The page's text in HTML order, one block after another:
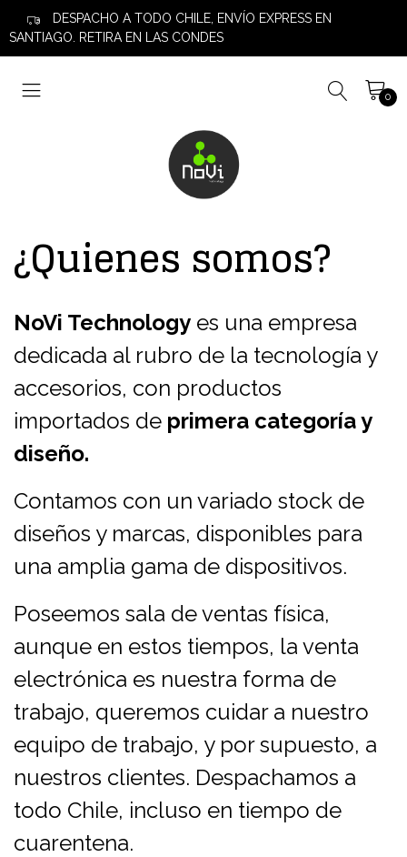
DESPACHO A TODO CHILE, ENVÍO EXPRESS EN
SANTIAGO. RETIRA EN LAS CONDES
0
¿Quienes somos?
NoVi Technology es una empresa
dedicada al rubro de la tecnología y
accesorios, con productos
importados de primera categoría y
diseño.
Contamos con un variado stock de
diseños y marcas, disponibles para
una amplia gama de dispositivos.
Poseemos sala de ventas física,
aunque en estos tiempos, la venta
electrónica es nuestra forma de
trabajo, queremos cuidar a nuestro
equipo de trabajo, y por supuesto, a
nuestros clientes. Despachamos a
todo Chile, incluso en tiempo de
cuarentena.